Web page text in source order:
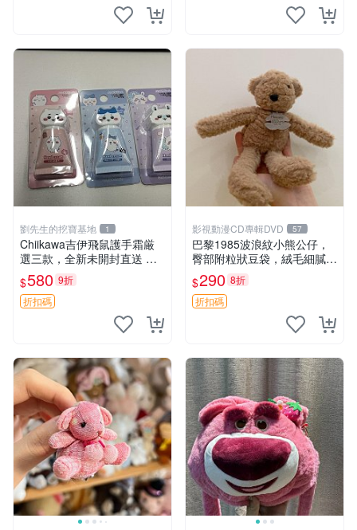
劉先生的挖寶基地 1
Chiikawa吉伊飛鼠護手霜厳
選三款，全新未開封直送 飛
鼠 護手霜 吉伊三款 新貨
$580 9折
折扣碼
影視動漫CD專輯DVD 57
巴黎1985波浪紋小熊公仔，
臀部附粒狀豆袋，絨毛細膩臉
部可愛，中古嚴選推薦 小熊
公仔 豆袋
$290 8折
折扣碼